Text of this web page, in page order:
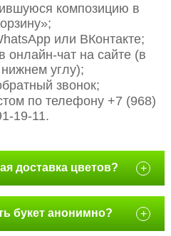
композицию в
или ВКонтакте;
онлайн-чат на сайте (в
углу);
звонок;
по телефону +7 (968)
19-11.
доставка цветов? +
букет анонимно? +